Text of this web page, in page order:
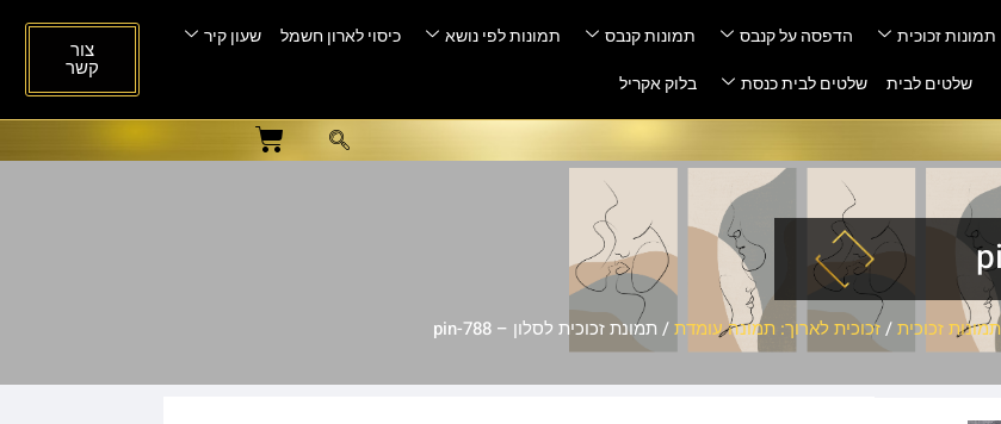
תמונות זכוכית הדפסה על קנבס תמונות קנבס תמונות לפי נושא כיסוי לארון חשמל
שעון קיר
שלטים לבית
שלטים לבית כנסת בלוק אקריל
צור
קשר
תמונות זכוכית/זכוכית לארוך: תמונה עומדת/ תמונת זכוכית לסלון – pin-788